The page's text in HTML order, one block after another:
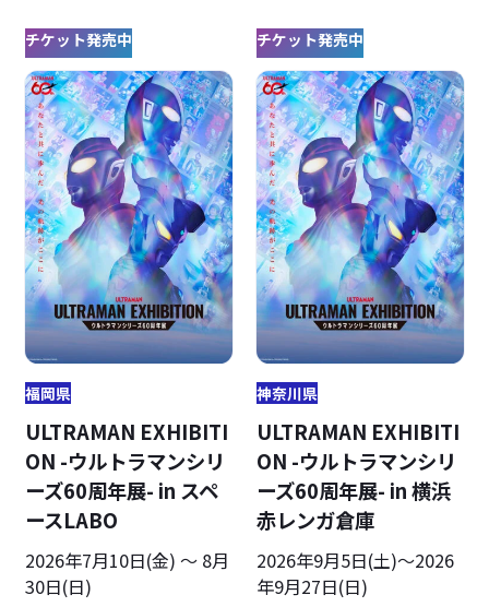
チケット発売中
福岡県
ULTRAMAN EXHIBITI
ON -ウルトラマンシリ
ーズ60周年展- in スペ
ースLABO
2026年7月10日(金) ～ 8月
30日(日)
チケット発売中
神奈川県
ULTRAMAN EXHIBITI
ON -ウルトラマンシリ
ーズ60周年展- in 横浜
赤レンガ倉庫
2026年9月5日(土)～2026
年9月27日(日)